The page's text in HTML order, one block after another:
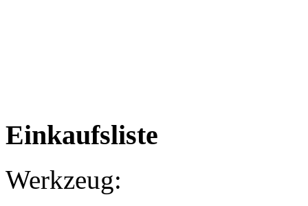
Einkaufsliste
Werkzeug: